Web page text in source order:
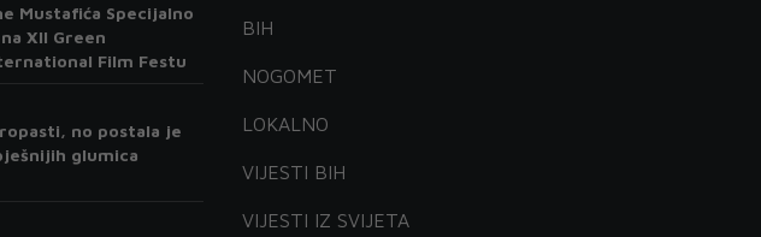
Mustafića Specijalno
XII Green
Film Festu
no postala je
glumica
BIH
NOGOMET
LOKALNO
VIJESTI BIH
VIJESTI IZ SVIJETA